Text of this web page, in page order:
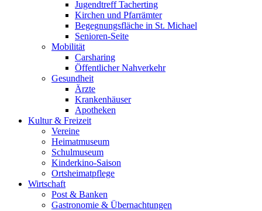
Jugendtreff Tacherting
Kirchen und Pfarrämter
Begegnungsfläche in St. Michael
Senioren-Seite
Mobilität
Carsharing
Öffentlicher Nahverkehr
Gesundheit
Ärzte
Krankenhäuser
Apotheken
Kultur & Freizeit
Vereine
Heimatmuseum
Schulmuseum
Kinderkino-Saison
Ortsheimatpflege
Wirtschaft
Post & Banken
Gastronomie & Übernachtungen